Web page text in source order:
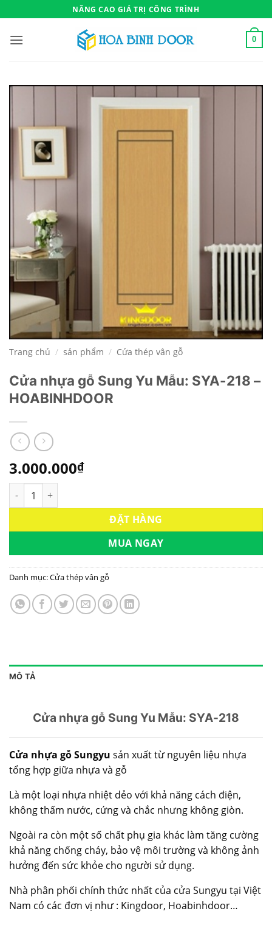
qua
nội
NÂNG CAO GIÁ TRỊ CÔNG TRÌNH
0
Trang chủ / sản phẩm / Cửa thép vân gỗ
Cửa nhựa gỗ Sung Yu Mẫu: SYA-218 –
HOABINHDOOR
3.000.000₫
Cửa nhựa gỗ Sung Yu Mẫu: SYA-218 - HOABINHDOOR số
ĐẶT HÀNG
MUA NGAY
Danh mục:Cửa thép vân gỗ
MÔ TẢ
Cửa nhựa gỗ Sung Yu Mẫu: SYA-218
Cửa nhựa gỗ Sungyu sản xuất từ nguyên liệu nhựa
tổng hợp giữa nhựa và gỗ
Là một loại nhựa nhiệt dẻo với khả năng cách điện,
không thấm nước, cứng và chắc nhưng không giòn.
Ngoài ra còn một số chất phụ gia khác làm tăng cường
khả năng chống cháy, bảo vệ môi trường và không ảnh
hưởng đến sức khỏe cho người sử dụng.
Nhà phân phối chính thức nhất của cửa Sungyu tại Việt
Nam có các đơn vị như : Kingdoor, Hoabinhdoor…